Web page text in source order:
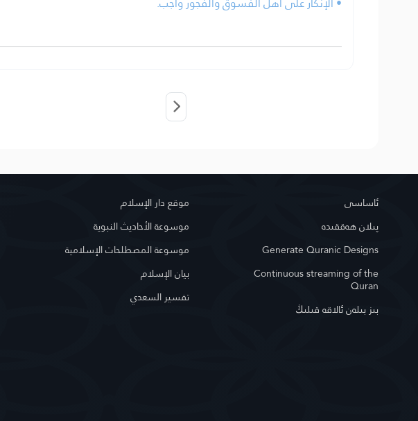
ئاساسى
پىلان ھەققىدە
Generate Quranic Designs
Continuous streaming of the
Quran
بىز بىلەن ئالاقە قىلىڭ
موقع دار الإسلام
موسوعة الأحاديث النبوية
موسوعة المصطلحات الإسلامية
بيان الإسلام
تفسير السعدي